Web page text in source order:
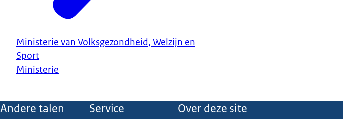
Ministerie van Volksgezondheid, Welzijn en
Sport
Ministerie
Andere talen Service Over deze site